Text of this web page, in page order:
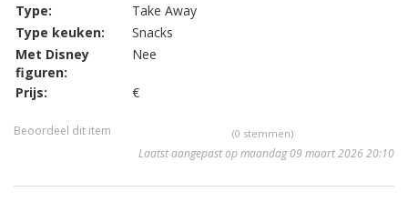
Type:
Take Away
Type keuken:
Snacks
Met Disney
figuren:
Nee
Prijs: €
Beoordeel dit item (0 stemmen)
Laatst aangepast op maandag 09 maart 2026 20:10